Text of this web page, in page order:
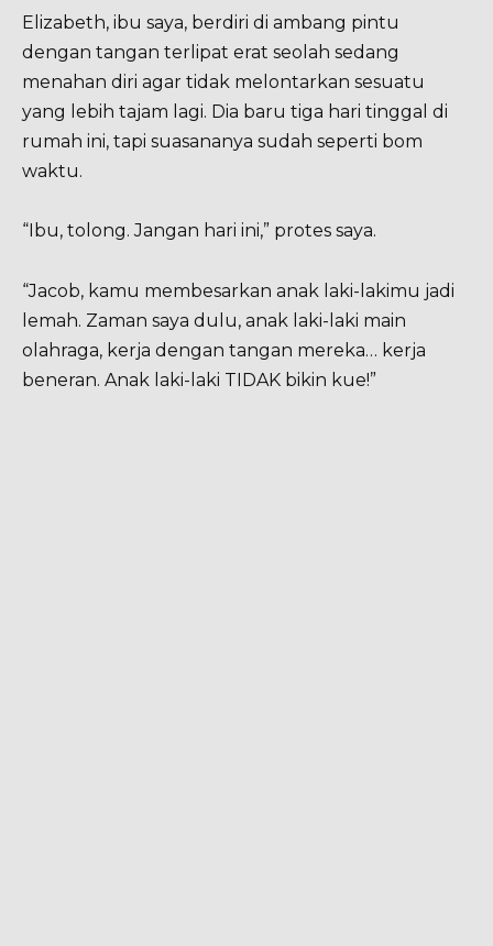
Elizabeth, ibu saya, berdiri di ambang pintu
dengan tangan terlipat erat seolah sedang
menahan diri agar tidak melontarkan sesuatu
yang lebih tajam lagi. Dia baru tiga hari tinggal di
rumah ini, tapi suasananya sudah seperti bom
waktu.
“Ibu, tolong. Jangan hari ini,” protes saya.
“Jacob, kamu membesarkan anak laki-lakimu jadi
lemah. Zaman saya dulu, anak laki-laki main
olahraga, kerja dengan tangan mereka… kerja
beneran. Anak laki-laki TIDAK bikin kue!”